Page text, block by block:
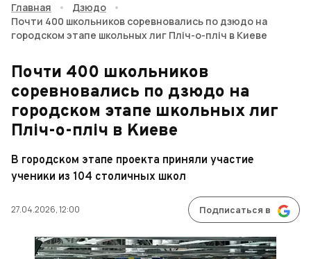
Главная • Дзюдо
•
Почти 400 школьников соревновались по дзюдо на
городском этапе школьных лиг Пліч-о-пліч в Киеве
Почти 400 школьников
соревновались по дзюдо на
городском этапе школьных лиг
Пліч-о-пліч в Киеве
В городском этапе проекта приняли участие
ученики из 104 столичных школ
27.04.2026, 12:00 Подписаться в